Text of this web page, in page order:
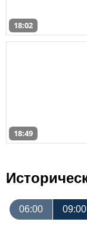
18:02
18:49
06:00 09:00